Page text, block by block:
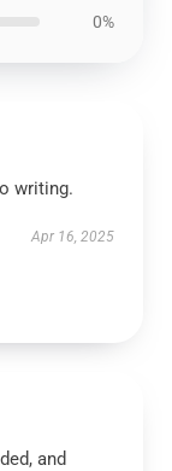
0%
writing.
Apr 16, 2025
and